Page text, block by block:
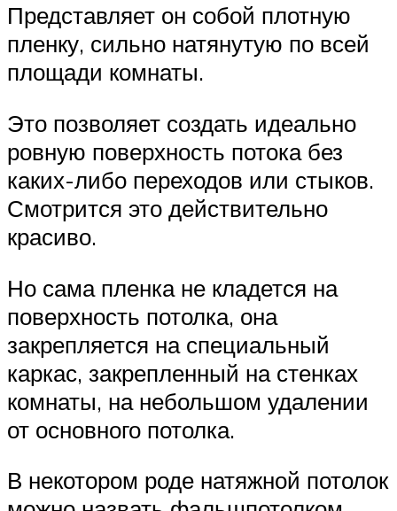
Представляет он собой плотную
пленку, сильно натянутую по всей
площади комнаты.
Это позволяет создать идеально
ровную поверхность потока без
каких-либо переходов или стыков.
Смотрится это действительно
красиво.
Но сама пленка не кладется на
поверхность потолка, она
закрепляется на специальный
каркас, закрепленный на стенках
комнаты, на небольшом удалении
от основного потолка.
В некотором роде натяжной потолок